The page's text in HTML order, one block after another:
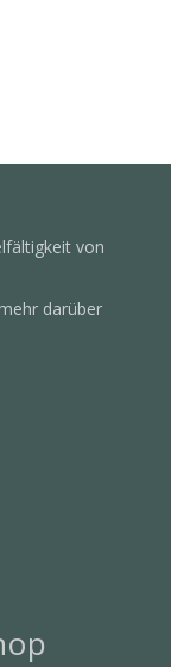
von
darüber